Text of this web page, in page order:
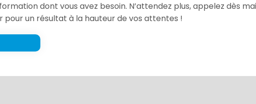
dont vous avez besoin. N’attendez plus, appelez dès
pour un résultat à la hauteur de vos attentes !